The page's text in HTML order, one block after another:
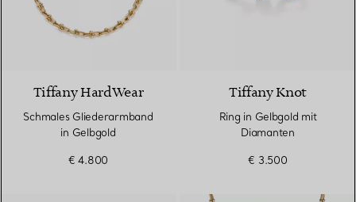
Tiffany HardWear
Schmales Gliederarmband
in Gelbgold
€ 4.800
Tiffany Knot
Ring in Gelbgold mit
Diamanten
€ 3.500